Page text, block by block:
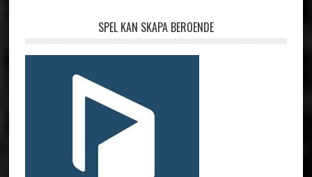
SPEL KAN SKAPA BEROENDE